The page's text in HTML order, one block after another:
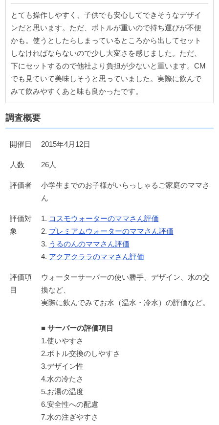
とても操作しやすく、子供でも安心してできそうなデザイ
ンだと思います。ただ、ボトルが重いので持ち運びが不便
かも。使うとしたらしまっているところから出してセット
しなければならないので少し大変さを感じました。ただ、
下にセットするので他社より負担が少ないと重います。CM
でも見ていて美味しそうと思っていました。実際に飲んで
みて飲みやすくあと味も良かったです。
調査概要
開催日 2015年4月12日
人数 26人
評価者
小学生までのお子様がいらっしゃるご家庭のママさ
ん
評価対
象
1. コスモウォーターのママさん評価
2. プレミアムウォーターのママさん評価
3. うるのんのママさん評価
4. アクアクララのママさん評価
評価項
目
ウォーターサーバーの使い勝手、デザイン、水の交
換など、
実際に飲んでみてお水（温水・冷水）の評価など。
■ サーバーの評価項目
1.使いやすさ
2.ボトル交換のしやすさ
3.デザイン性
4.水の冷たさ
5.お湯の温度
6.安全性への配慮
7.水の注ぎやすさ